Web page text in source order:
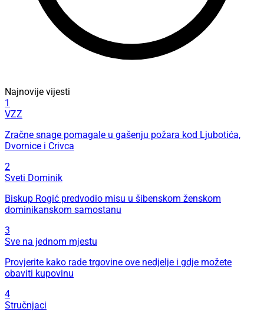
Najnovije vijesti
1
VZZ
Zračne snage pomagale u gašenju požara kod Ljubotića,
Dvornice i Crivca
2
Sveti Dominik
Biskup Rogić predvodio misu u šibenskom ženskom
dominikanskom samostanu
3
Sve na jednom mjestu
Provjerite kako rade trgovine ove nedjelje i gdje možete
obaviti kupovinu
4
Stručnjaci